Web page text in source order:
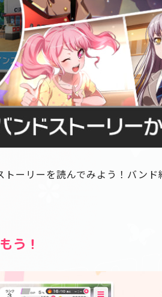
ーリーを読んでみよう！バン
う！